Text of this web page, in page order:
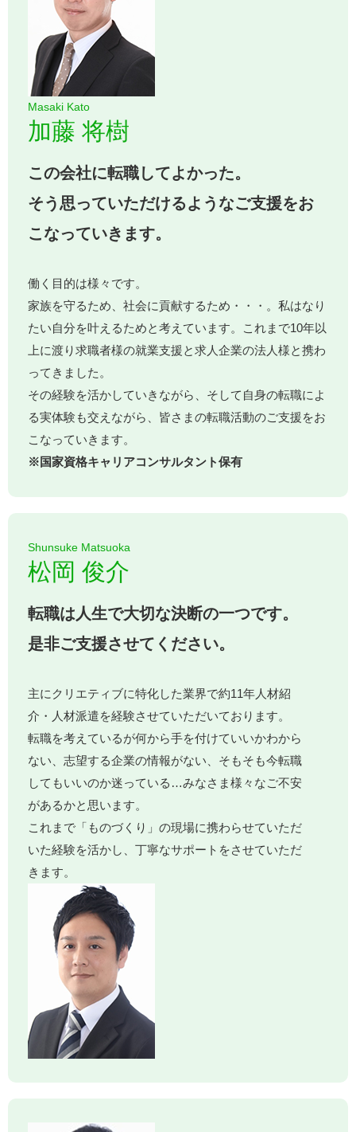
Masaki Kato
加藤 将樹
この会社に転職してよかった。
そう思っていただけるようなご支援をお
こなっていきます。
働く目的は様々です。
家族を守るため、社会に貢献するため・・・。私はなり
たい自分を叶えるためと考えています。これまで10年以
上に渡り求職者様の就業支援と求人企業の法人様と携わ
ってきました。
その経験を活かしていきながら、そして自身の転職によ
る実体験も交えながら、皆さまの転職活動のご支援をお
こなっていきます。
※国家資格キャリアコンサルタント保有
Shunsuke Matsuoka
松岡 俊介
転職は人生で大切な決断の一つです。
是非ご支援させてください。
主にクリエティブに特化した業界で約11年人材紹
介・人材派遣を経験させていただいております。
転職を考えているが何から手を付けていいかわから
ない、志望する企業の情報がない、そもそも今転職
してもいいのか迷っている…みなさま様々なご不安
があるかと思います。
これまで「ものづくり」の現場に携わらせていただ
いた経験を活かし、丁寧なサポートをさせていただ
きます。